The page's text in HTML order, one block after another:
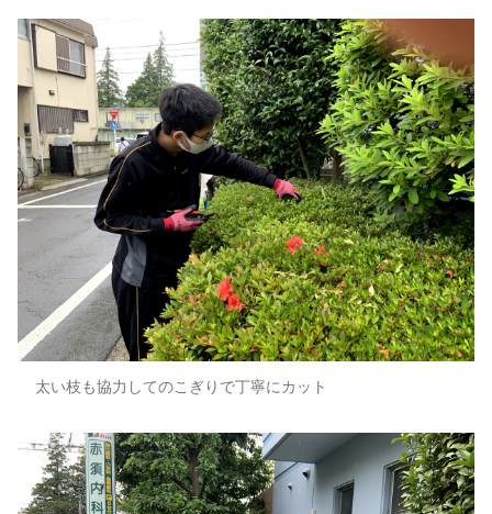
太い枝も協力してのこぎりで丁寧にカット